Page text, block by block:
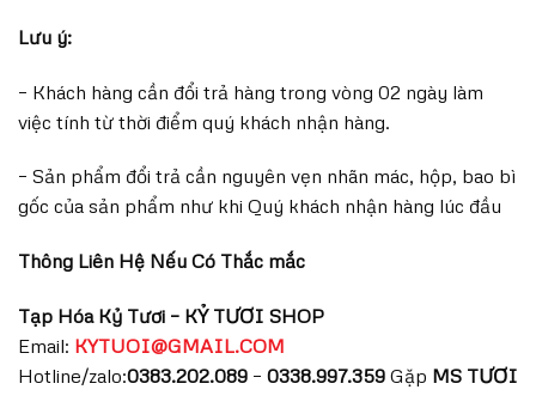
Lưu ý:
– Khách hàng cần đổi trả hàng trong vòng 02 ngày làm
việc tính từ thời điểm quý khách nhận hàng.
– Sản phẩm đổi trả cần nguyên vẹn nhãn mác, hộp, bao bì
gốc của sản phẩm như khi Quý khách nhận hàng lúc đầu
Thông Liên Hệ Nếu Có Thắc mắc
Tạp Hóa Kỷ Tươi – KỶ TƯƠI SHOP
Email: KYTUOI@GMAIL.COM
Hotline/zalo:0383.202.089 – 0338.997.359 Gặp MS TƯƠI